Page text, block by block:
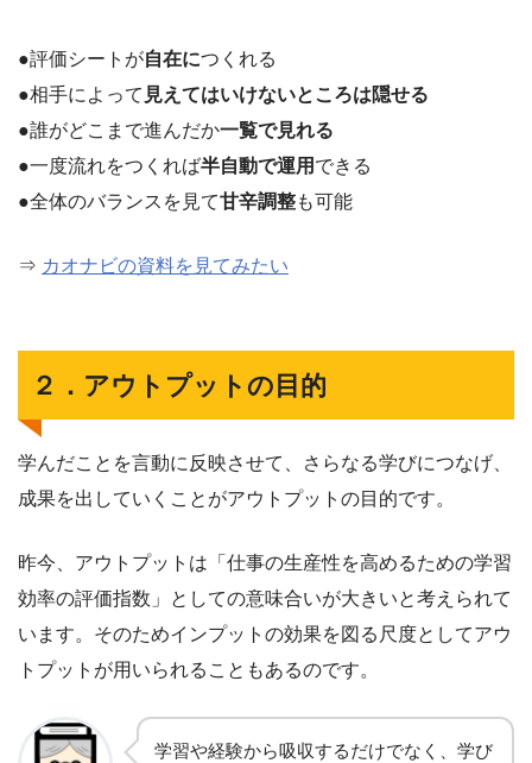
●評価シートが自在につくれる
●相手によって 見えてはいけないところは隠せる
●誰がどこまで進んだか一覧で見れる
●一度流れをつくれば半自動で運用 できる
●全体のバランスを見て甘辛調整も可能
⇒ カオナビの資料を見てみたい
２．アウトプットの目的
学んだことを言動に反映させて、さらなる学びにつなげ、
成果を出していくことがアウトプットの目的です。
昨今、アウトプットは「仕事の生産性を高めるための学習
効率の評価指数」としての意味合いが大きいと考えられて
います。そのためインプットの効果を図る尺度としてアウ
トプットが用いられることもあるのです。
学習や経験から吸収するだけでなく、学び